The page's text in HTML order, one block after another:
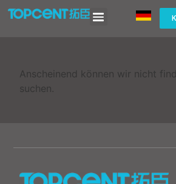
Heim > Blog
Anscheinend können wir nicht
suchen.